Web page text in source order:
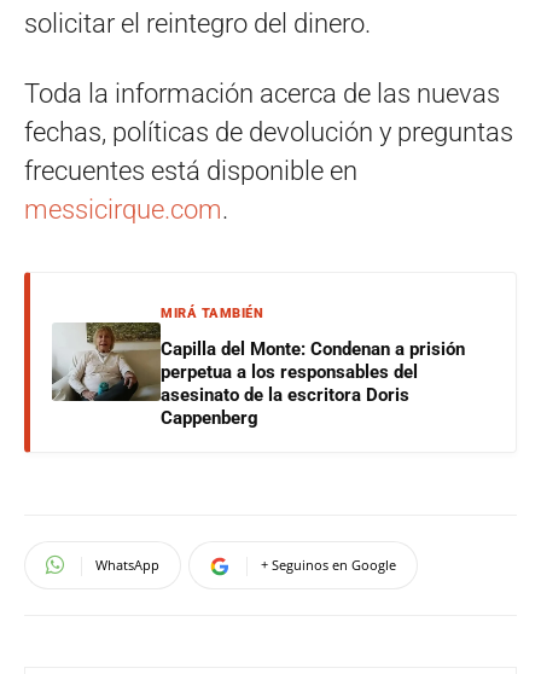
solicitar el reintegro del dinero.
Toda la información acerca de las nuevas
fechas, políticas de devolución y preguntas
frecuentes está disponible en
messicirque.com.
MIRÁ TAMBIÉN
Capilla del Monte: Condenan a prisión
perpetua a los responsables del
asesinato de la escritora Doris
Cappenberg
WhatsApp + Seguinos en Google